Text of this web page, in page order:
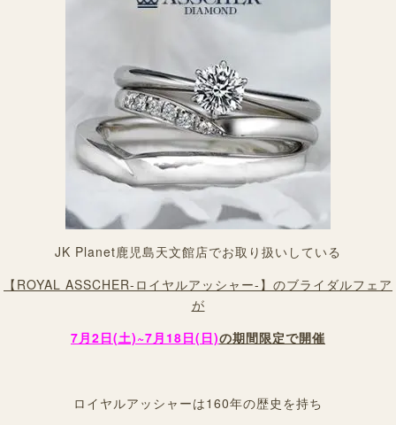
JK Planet鹿児島天文館店でお取り扱いしている
【ROYAL ASSCHER-ロイヤルアッシャー-】のブライダルフェア
が
7月2日(土)~7月18日(日)の期間限定で開催
ロイヤルアッシャーは160年の歴史を持ち